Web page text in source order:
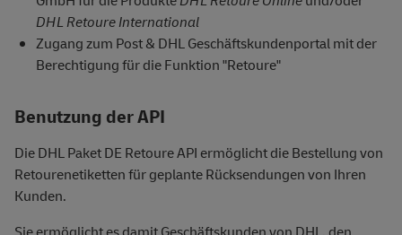
DHL Retoure International
Zugang zum Post & DHL Geschäftskundenportal mit der
Berechtigung für die Funktion "Retoure"
Benutzung der API
Die DHL Paket DE Retoure API ermöglicht die Bestellung von
Retourenetiketten für geplante Rücksendungen von Ihren
Kunden.